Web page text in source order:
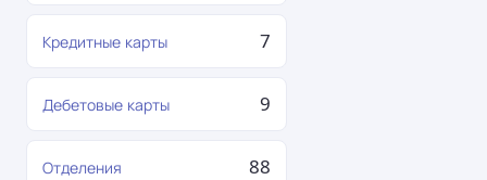
Кредитные карты 7
Дебетовые карты 9
Отделения 88